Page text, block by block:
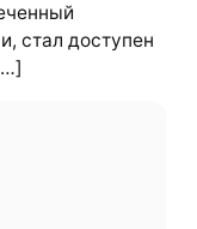
стал доступен